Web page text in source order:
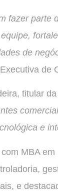
fazer parte
de
de
titular
e
MBA
e